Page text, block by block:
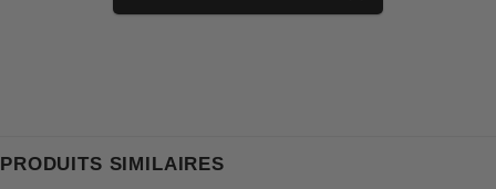
PRODUITS SIMILAIRES